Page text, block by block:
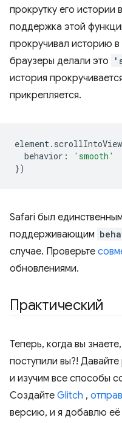
прокрутку его истории
поддержка этой
прокручивал историю
браузеры делали это
история
прикрепляется.
element. scrollIntoView
behavior :
'smooth'
})
Safari был
поддерживающим
случае. Проверьте
обновлениями.
Практический
Теперь, когда вы
поступили вы?!
и изучим все способы
Создайте Glitch ,
версию, и я добавлю её